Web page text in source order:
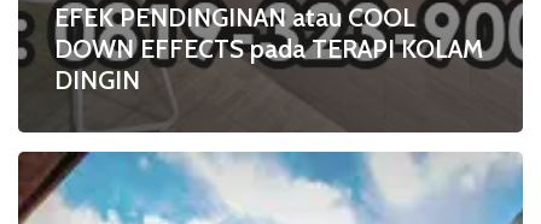
EFEK PENDINGINAN atau COOL
DOWN EFFECTS pada TERAPI KOLAM
DINGIN
Inilah
MANFAAT